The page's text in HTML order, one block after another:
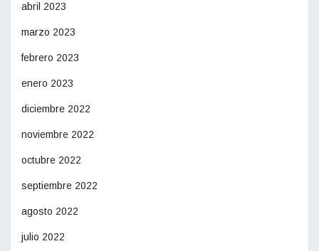
abril 2023
marzo 2023
febrero 2023
enero 2023
diciembre 2022
noviembre 2022
octubre 2022
septiembre 2022
agosto 2022
julio 2022